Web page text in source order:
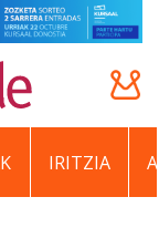
IRITZIA